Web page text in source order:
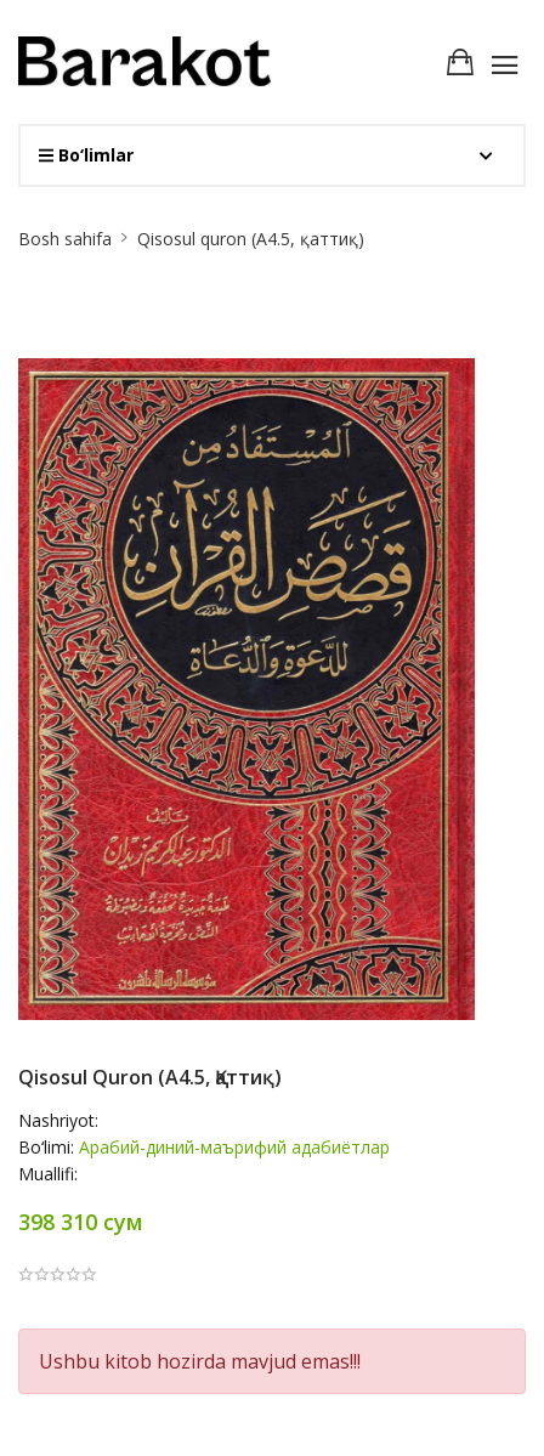
Bo‘limlar
Breadcrumb
Bosh sahifa Qisosul quron (А4.5, қаттиқ)
Qisosul Quron (А4.5, Қаттиқ)
Nashriyot:
Bo‘limi: Арабий-диний-маърифий адабиётлар
Muallifi:
398 310 сум
Product
Summery
Ushbu kitob hozirda mavjud emas!!!